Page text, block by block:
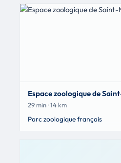
Espace zoologique de
29 min · 14 km
Parc zoologique français